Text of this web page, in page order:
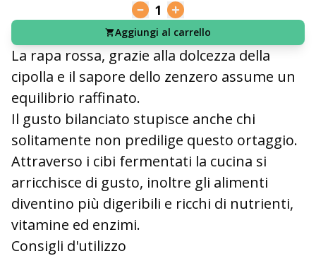
1
Aggiungi al carrello
La rapa rossa, grazie alla dolcezza della
cipolla e il sapore dello zenzero assume un
equilibrio raffinato.
Il gusto bilanciato stupisce anche chi
solitamente non predilige questo ortaggio.
Attraverso i cibi fermentati la cucina si
arricchisce di gusto, inoltre gli alimenti
diventino più digeribili e ricchi di nutrienti,
vitamine ed enzimi.
Consigli d'utilizzo